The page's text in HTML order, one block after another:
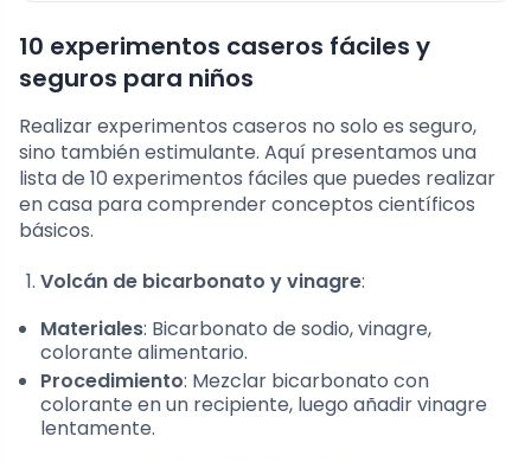
10 experimentos caseros fáciles y
seguros para niños
Realizar experimentos caseros no solo es seguro,
sino también estimulante. Aquí presentamos una
lista de 10 experimentos fáciles que puedes realizar
en casa para comprender conceptos científicos
básicos.
Volcán de bicarbonato y vinagre:
Materiales: Bicarbonato de sodio, vinagre,
colorante alimentario.
Procedimiento: Mezclar bicarbonato con
colorante en un recipiente, luego añadir vinagre
lentamente.